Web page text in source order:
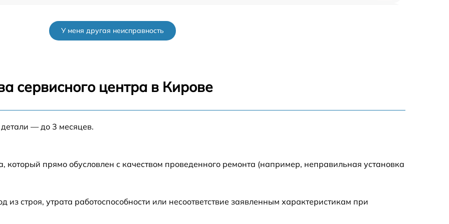
У меня другая неисправность
сервисного центра в Кирове
— до 3 месяцев.
который прямо обусловлен с качеством проведенного ремонта (например, неправильная установка
строя, утрата работоспособности или несоответствие заявленным характеристикам при